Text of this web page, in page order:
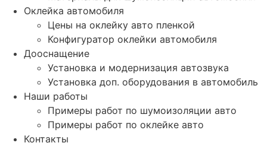
Оклейка автомобиля
Цены на оклейку авто пленкой
Конфигуратор оклейки автомобиля
Дооснащение
Установка и модернизация автозвука
Установка доп. оборудования в автомобиль
Наши работы
Примеры работ по шумоизоляции авто
Примеры работ по оклейке авто
Контакты